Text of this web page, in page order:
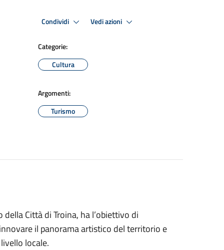
Condividi Vedi azioni
Categorie:
Cultura
Argomenti:
Turismo
Città di Troina, ha l’obiettivo di
il panorama artistico del territorio e
locale.